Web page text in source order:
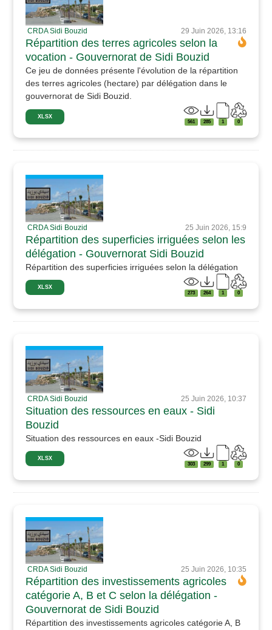
CRDA Sidi Bouzid 29 Juin 2026, 13:16
Répartition des terres agricoles selon la
vocation - Gouvernorat de Sidi Bouzid
Ce jeu de données présente l'évolution de la répartition
des terres agricoles (hectare) par délégation dans le
gouvernorat de Sidi Bouzid.
XLSX
561 285 1 0
CRDA Sidi Bouzid 25 Juin 2026, 15:9
Répartition des superficies irriguées selon les
délégation - Gouvernorat Sidi Bouzid
Répartition des superficies irriguées selon la délégation
XLSX
273 264 1 0
CRDA Sidi Bouzid 25 Juin 2026, 10:37
Situation des ressources en eaux - Sidi
Bouzid
Situation des ressources en eaux -Sidi Bouzid
XLSX
303 299 1 0
CRDA Sidi Bouzid 25 Juin 2026, 10:35
Répartition des investissements agricoles
catégorie A, B et C selon la délégation -
Gouvernorat de Sidi Bouzid
Répartition des investissements agricoles catégorie A, B